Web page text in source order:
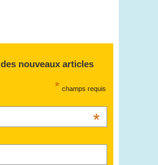
nouveaux articles
* champs requis
*